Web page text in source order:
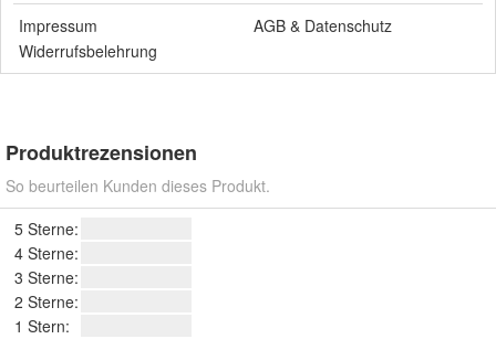
Impressum
AGB & Datenschutz
Widerrufsbelehrung
Produktrezensionen
So beurteilen Kunden dieses Produkt.
5 Sterne:
4 Sterne:
3 Sterne:
2 Sterne:
1 Stern: